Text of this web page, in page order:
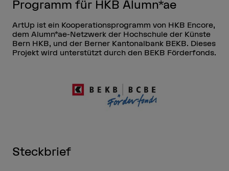
Programm für HKB Alumn*ae
ArtUp ist ein Kooperationsprogramm von HKB Encore,
dem Alumn*ae-Netzwerk der Hochschule der Künste
Bern HKB, und der Berner Kantonalbank BEKB. Dieses
Projekt wird unterstützt durch den BEKB Förderfonds.
Steckbrief